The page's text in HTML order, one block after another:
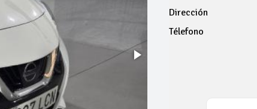
Dirección
Télefono